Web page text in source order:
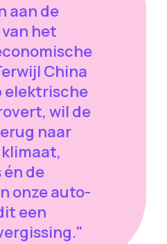
aan de
het
China
elektrische
wil de
naar
de
onze auto-
een